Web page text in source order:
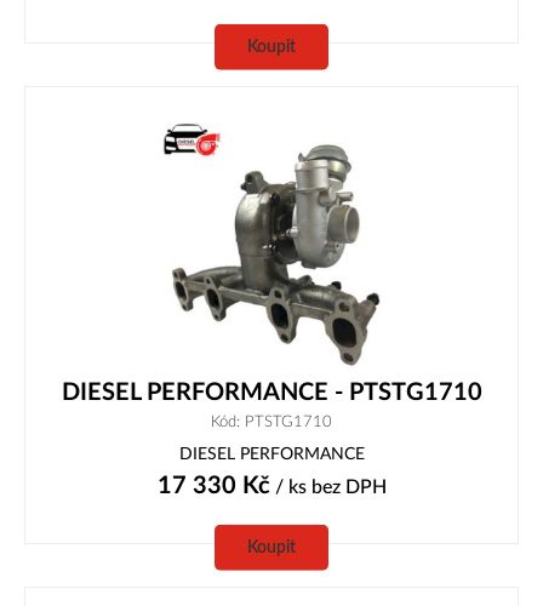
Koupit
DIESEL PERFORMANCE - PTSTG1710
Kód: PTSTG1710
DIESEL PERFORMANCE
17 330 Kč/ ks bez DPH
Koupit